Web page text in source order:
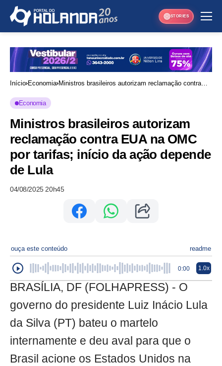
STORIES
Início Economia Ministros brasileiros autorizam reclamação contra
Economia
Ministros brasileiros autorizam
reclamação contra EUA na OMC
por tarifas; início da ação depende
de Lula
04/08/2025 20h45
ouça este conteúdo readme
0:00 1.0x
BRASÍLIA, DF (FOLHAPRESS) - O
governo do presidente Luiz Inácio Lula
da Silva (PT) bateu o martelo
internamente e deu aval para que o
Brasil acione os Estados Unidos na